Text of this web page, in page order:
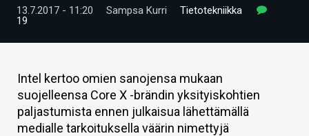
TECHBBS
KAUPPA
VAIHDA TEEMA
13.7.2017 - 11:20 Sampsa Kurri
Tietotekniikka
19
Intel kertoo omien sanojensa mukaan
suojelleensa Core X -brändin yksityiskohtien
paljastumista ennen julkaisua lähettämällä
medialle tarkoituksella väärin nimettyjä